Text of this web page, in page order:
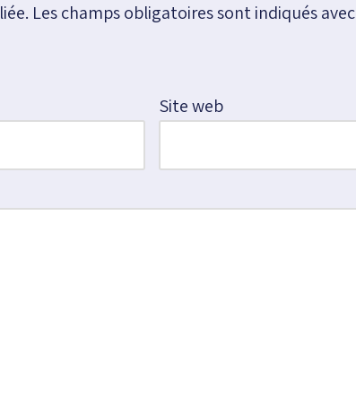
Les champs obligatoires sont indiqués avec
Site web